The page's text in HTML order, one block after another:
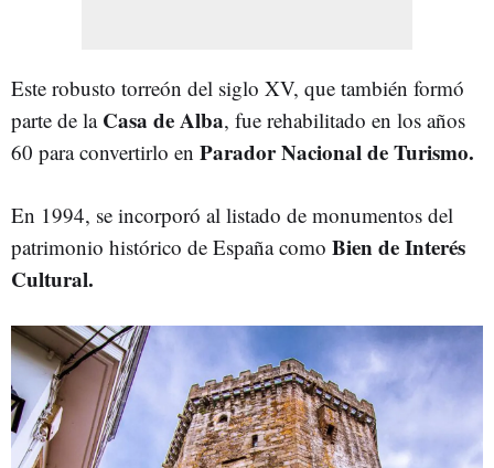
Este robusto torreón del siglo XV, que también formó
parte de la Casa de Alba, fue rehabilitado en los años
60 para convertirlo en Parador Nacional de Turismo.
En 1994, se incorporó al listado de monumentos del
patrimonio histórico de España como Bien de Interés
Cultural.